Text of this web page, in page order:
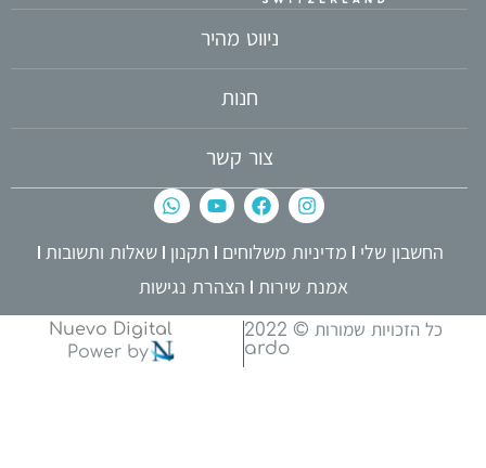
ניווט מהיר
חנות
צור קשר
החשבון שלי מדיניות משלוחים תקנון
שאלות ותשובות
אמנת שירות
הצהרת נגישות
כל הזכויות שמורות © 2022
ardo
Power by
Nuevo Digital